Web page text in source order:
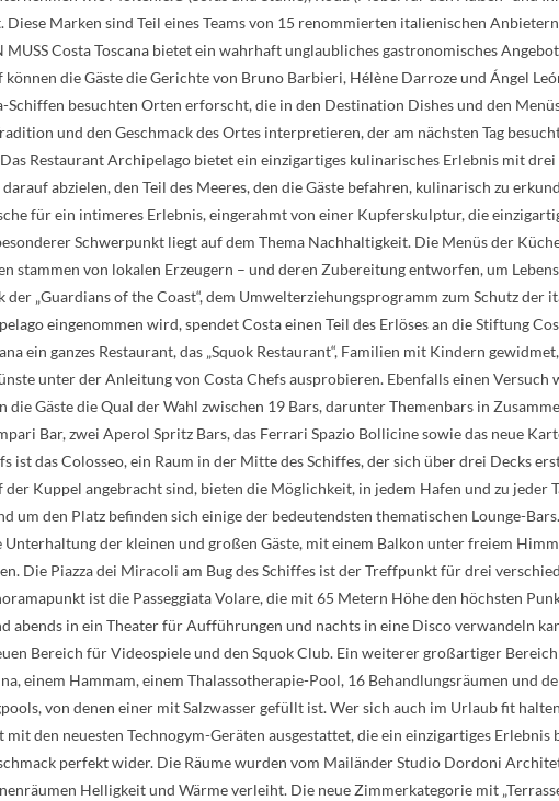
Diese Marken sind Teil eines Teams von 15 renommierten italienischen
Costa Toscana bietet ein wahrhaft unglaubliches gastronomisches
die Gäste die Gerichte von Bruno Barbieri, Hélène Darroze und Ángel
besuchten Orten erforscht, die in den Destination Dishes und den
und den Geschmack des Ortes interpretieren, der am nächsten Tag
Restaurant Archipelago bietet ein einzigartiges kulinarisches Erlebnis mit
abzielen, den Teil des Meeres, den die Gäste befahren, kulinarisch zu
für ein intimeres Erlebnis, eingerahmt von einer Kupferskulptur, die
Schwerpunkt liegt auf dem Thema Nachhaltigkeit. Die Menüs der
von lokalen Erzeugern – und deren Zubereitung entworfen, um
„Guardians of the Coast“, dem Umwelterziehungsprogramm zum Schutz der
eingenommen wird, spendet Costa einen Teil des Erlöses an die Stiftung
ein ganzes Restaurant, das „Squok Restaurant“, Familien mit Kindern
unter der Anleitung von Costa Chefs ausprobieren. Ebenfalls einen Versuch
die Gäste die Qual der Wahl zwischen 19 Bars, darunter Themenbars in
Bar, zwei Aperol Spritz Bars, das Ferrari Spazio Bollicine sowie das neue
ist das Colosseo, ein Raum in der Mitte des Schiffes, der sich über drei Decks
Kuppel angebracht sind, bieten die Möglichkeit, in jedem Hafen und zu jeder
um den Platz befinden sich einige der bedeutendsten thematischen Lounge-
der kleinen und großen Gäste, mit einem Balkon unter freiem
Die Piazza dei Miracoli am Bug des Schiffes ist der Treffpunkt für drei
ist die Passeggiata Volare, die mit 65 Metern Höhe den höchsten
in ein Theater für Aufführungen und nachts in eine Disco verwandeln
Bereich für Videospiele und den Squok Club. Ein weiterer großartiger
einem Hammam, einem Thalassotherapie-Pool, 16 Behandlungsräumen und
von denen einer mit Salzwasser gefüllt ist. Wer sich auch im Urlaub fit
den neuesten Technogym-Geräten ausgestattet, die ein einzigartiges
perfekt wider. Die Räume wurden vom Mailänder Studio Dordoni
Helligkeit und Wärme verleiht. Die neue Zimmerkategorie mit